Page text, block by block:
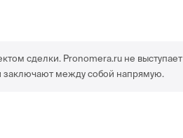
сделки. Pronomera.ru не выступает
заключают между собой напрямую.